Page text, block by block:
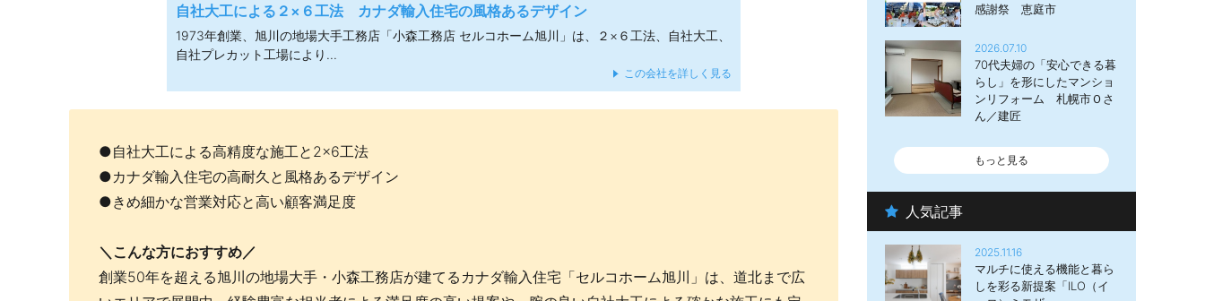
自社大工による２×６工法 カナダ輸入住宅の風格あるデザイン
1973年創業、旭川の地場大手工務店「小森工務店 セルコホーム旭川」は、２×６工法、自社大工、
自社プレカット工場により...
この会社を詳しく見る
●自社大工による高精度な施工と2×6工法
●カナダ輸入住宅の高耐久と風格あるデザイン
●きめ細かな営業対応と高い顧客満足度
＼こんな方におすすめ／
創業50年を超える旭川の地場大手・小森工務店が建てるカナダ輸入住宅「セルコホーム旭川」は、道北まで広
感謝祭 恵庭市
2026.07.10
70代夫婦の「安心できる暮
らし」を形にしたマンショ
ンリフォーム 札幌市Ｏさ
ん／建匠
もっと見る
人気記事
2025.11.16
マルチに使える機能と暮ら
しを彩る新提案「ILO（イ